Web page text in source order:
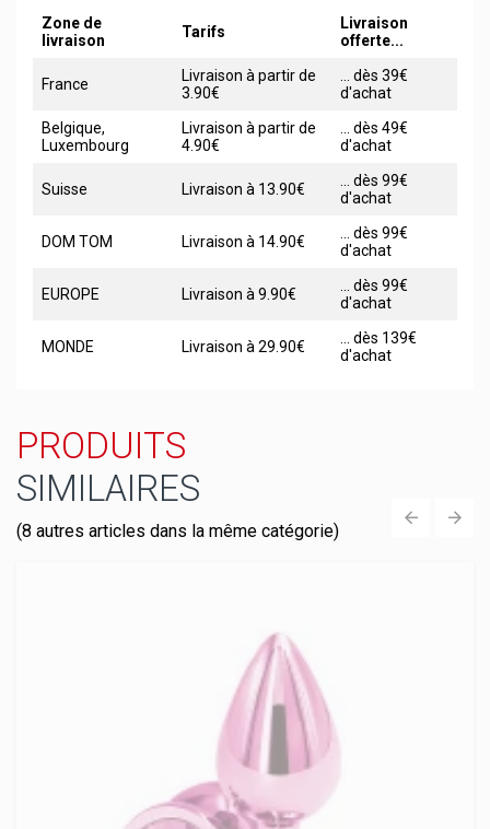
Zone de
livraison
Tarifs
Livraison
offerte...
France
Livraison à partir de
3.90€
... dès 39€
d'achat
Belgique,
Luxembourg
Livraison à partir de
4.90€
... dès 49€
d'achat
Suisse Livraison à 13.90€
... dès 99€
d'achat
DOM TOM Livraison à 14.90€
... dès 99€
d'achat
EUROPE Livraison à 9.90€
... dès 99€
d'achat
MONDE Livraison à 29.90€
... dès 139€
d'achat
PRODUITS
SIMILAIRES
(8 autres articles dans la même catégorie)